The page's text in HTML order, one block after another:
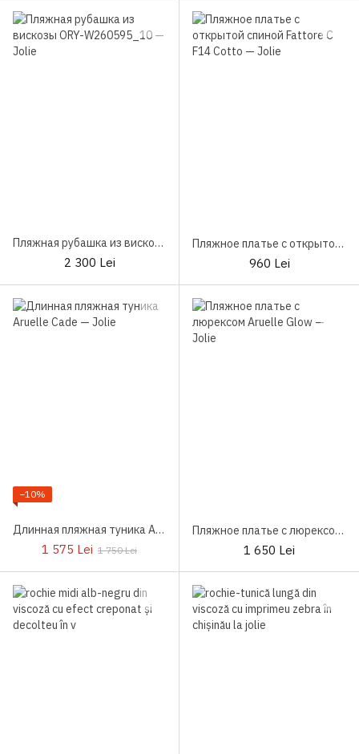
Пляжная рубашка из вискозы ORY-W260595_10
2 300 Lei
Пляжное платье с открытой спиной Fattore C F14 Cotto
960 Lei
−10%
Длинная пляжная туника Aruelle Cade
1 575 Lei 1 750 Lei
Пляжное платье с люрексом Aruelle Glow
1 650 Lei